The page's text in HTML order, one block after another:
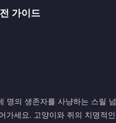
가이드
명의 생존자를 사냥하는 스릴 넘
세요. 고양이와 쥐의 치명적인